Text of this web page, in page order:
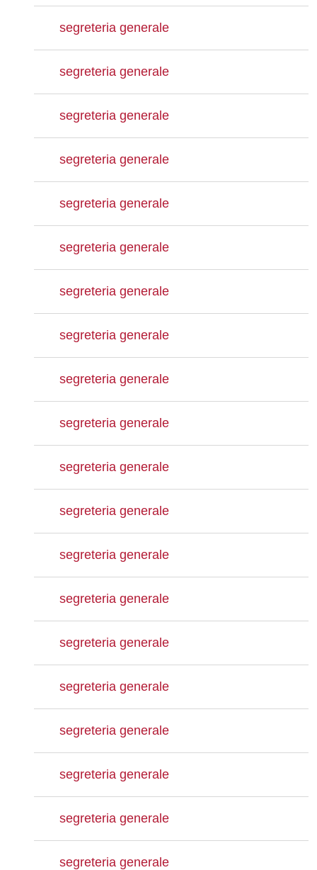
segreteria generale
segreteria generale
segreteria generale
segreteria generale
segreteria generale
segreteria generale
segreteria generale
segreteria generale
segreteria generale
segreteria generale
segreteria generale
segreteria generale
segreteria generale
segreteria generale
segreteria generale
segreteria generale
segreteria generale
segreteria generale
segreteria generale
segreteria generale